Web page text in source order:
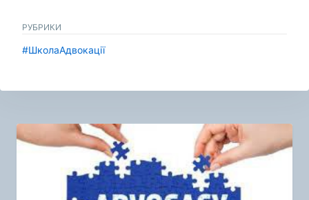
РУБРИКИ
#ШколаАдвокації
Навигация
по
записям